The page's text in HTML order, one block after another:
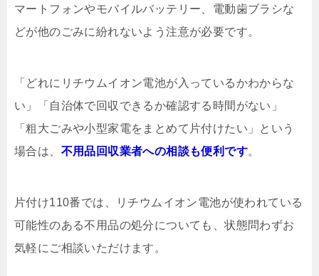
マートフォンやモバイルバッテリー、電動歯ブラシな
どが他のごみに紛れないよう注意が必要です。
「どれにリチウムイオン電池が入っているかわからな
い」「自治体で回収できるか確認する時間がない」
「粗大ごみや小型家電をまとめて片付けたい」という
場合は、 不用品回収業者への相談も便利です。
片付け110番では、リチウムイオン電池が使われている
可能性のある不用品の処分についても、状態問わずお
気軽にご相談いただけます。